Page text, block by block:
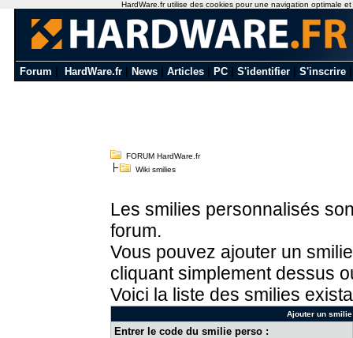
Forum HardWare.fr News Articles PC S'identifier S'inscrire
FORUM HardWare.fr
Wiki smilies
Les smilies personnalisés
forum.
Vous pouvez ajouter un
cliquant simplement dessus
Voici la liste des smilies
Ajouter un
Entrer le code du smilie perso :
HardWare.fr utilise des cookies pour une navigation optimale